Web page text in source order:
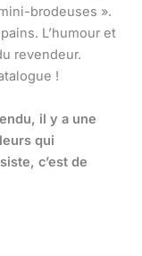
brodeuses ».
L’humour et
revendeur.
!
il y a une
qui
c’est de